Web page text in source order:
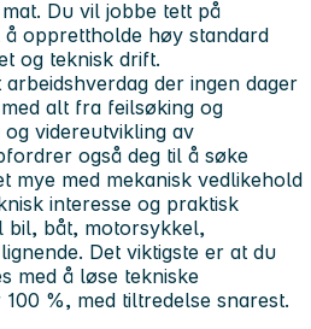
Du vil jobbe tett på
opprettholde høy standard
og teknisk drift.
der ingen dager
alt fra feilsøking og
videreutvikling av
også deg til å søke
mye med mekanisk vedlikehold
interesse og praktisk
bil, båt, motorsykkel,
Det viktigste er at du
med å løse tekniske
%, med tiltredelse snarest.